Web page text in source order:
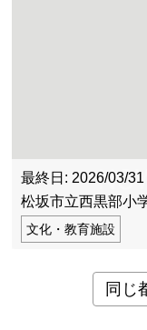
最終日: 2026/03/31
松坂市立西黒部
文化・教育施設
同じ